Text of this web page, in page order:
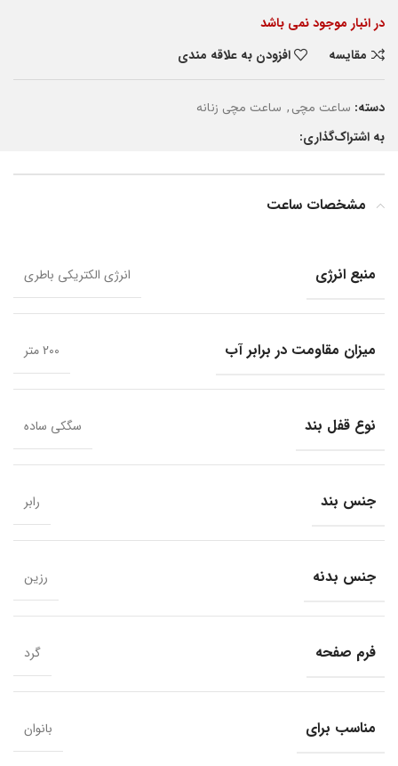
در انبار موجود نمی باشد
مقایسه
افزودن به علاقه مندی
دسته: ساعت مچی, ساعت مچی زنانه
به اشتراک‌گذاری:
مشخصات ساعت
منبع انرژی انرژی الکتریکی باطری
میزان مقاومت در برابر آب 200 متر
نوع قفل بند سگکی ساده
جنس بند رابر
جنس بدنه رزین
فرم صفحه گرد
مناسب برای بانوان